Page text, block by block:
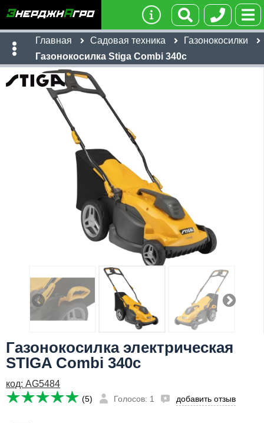
Главная Садовая техника
Газонокосилки
Газонокосилка Stiga Combi 340c
Газонокосилка электрическая
STIGA Combi 340c
код: AG5484
(5) Голосов: 1 добавить отзыв
Я даю согласие на обработку персональных данных
Заказать
23,780
Email:
Телефон*:
обработку персональных данных
Отправить